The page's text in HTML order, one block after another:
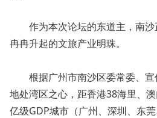
作为本次论坛的东道主，南沙
冉冉升起的文旅产业明珠。
根据广州市南沙区委常委、宣
地处湾区之心，距香港38海里、
亿级GDP城市（广州、深圳、东